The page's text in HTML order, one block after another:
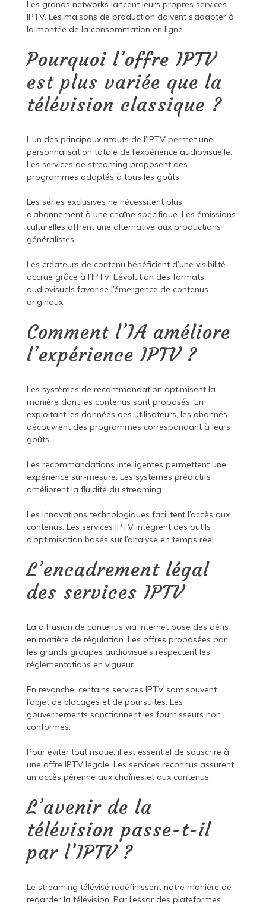
Les grands networks lancent leurs propres services
IPTV. Les maisons de production doivent s’adapter à
la montée de la consommation en ligne.
Pourquoi l’offre IPTV
est plus variée que la
télévision classique ?
L’un des principaux atouts de l’IPTV permet une
personnalisation totale de l’expérience audiovisuelle.
Les services de streaming proposent des
programmes adaptés à tous les goûts.
Les séries exclusives ne nécessitent plus
d’abonnement à une chaîne spécifique. Les émissions
culturelles offrent une alternative aux productions
généralistes.
Les créateurs de contenu bénéficient d’une visibilité
accrue grâce à l’IPTV. L’évolution des formats
audiovisuels favorise l’émergence de contenus
originaux.
Comment l’IA améliore
l’expérience IPTV ?
Les systèmes de recommandation optimisent la
manière dont les contenus sont proposés. En
exploitant les données des utilisateurs, les abonnés
découvrent des programmes correspondant à leurs
goûts.
Les recommandations intelligentes permettent une
expérience sur-mesure. Les systèmes prédictifs
améliorent la fluidité du streaming.
Les innovations technologiques facilitent l’accès aux
contenus. Les services IPTV intègrent des outils
d’optimisation basés sur l’analyse en temps réel.
L’encadrement légal
des services IPTV
La diffusion de contenus via Internet pose des défis
en matière de régulation. Les offres proposées par
les grands groupes audiovisuels respectent les
réglementations en vigueur.
En revanche, certains services IPTV sont souvent
l’objet de blocages et de poursuites. Les
gouvernements sanctionnent les fournisseurs non
conformes.
Pour éviter tout risque, il est essentiel de souscrire à
une offre IPTV légale. Les services reconnus assurent
un accès pérenne aux chaînes et aux contenus.
L’avenir de la
télévision passe-t-il
par l’IPTV ?
Le streaming télévisé redéfinissent notre manière de
regarder la télévision. Par l’essor des plateformes